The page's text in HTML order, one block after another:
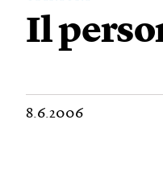
Il
8.6.2006